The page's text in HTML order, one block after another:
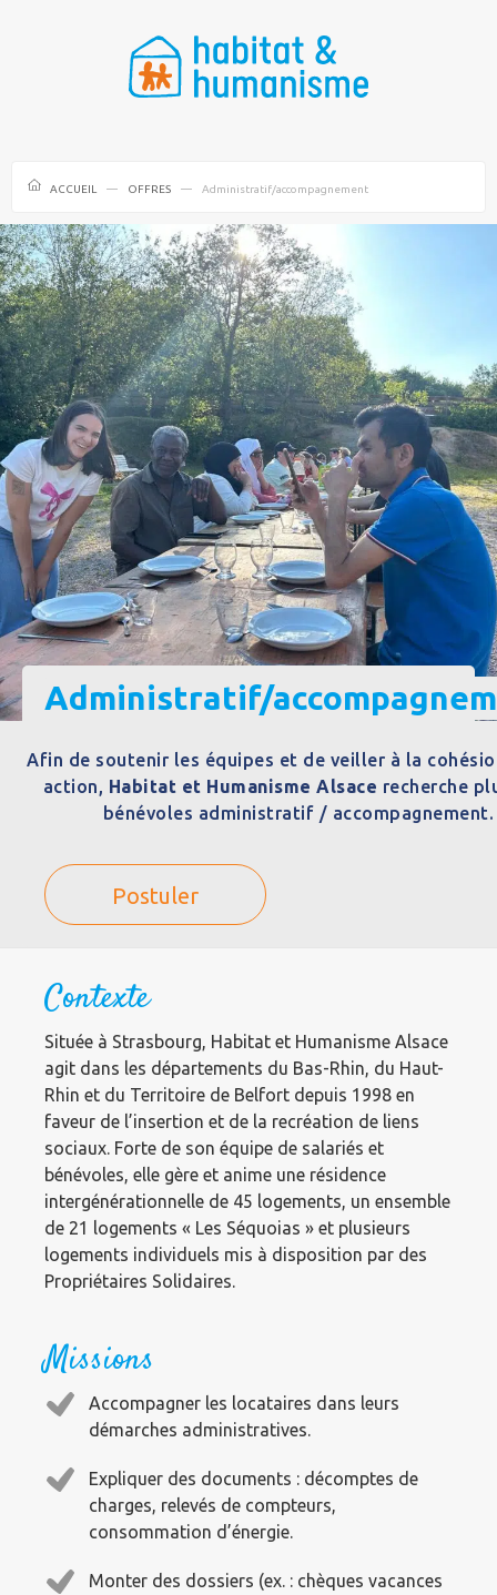
ACCUEIL OFFRES Administratif/accompagnement
Administratif/
Afin de soutenir les équipes et de veiller à la
action, Habitat et Humanisme Alsace recherche
bénévoles administratif / accompagnement.
Postuler
Contexte
Située à Strasbourg, Habitat et Humanisme Alsace
agit dans les départements du Bas-Rhin, du Haut-
Rhin et du Territoire de Belfort depuis 1998 en
faveur de l’insertion et de la recréation de liens
sociaux. Forte de son équipe de salariés et
bénévoles, elle gère et anime une résidence
intergénérationnelle de 45 logements, un ensemble
de 21 logements « Les Séquoias » et plusieurs
logements individuels mis à disposition par des
Propriétaires Solidaires.
Missions
Accompagner les locataires dans leurs
démarches administratives.
Expliquer des documents : décomptes de
charges, relevés de compteurs,
consommation d’énergie.
Monter des dossiers (ex. : chèques vacances